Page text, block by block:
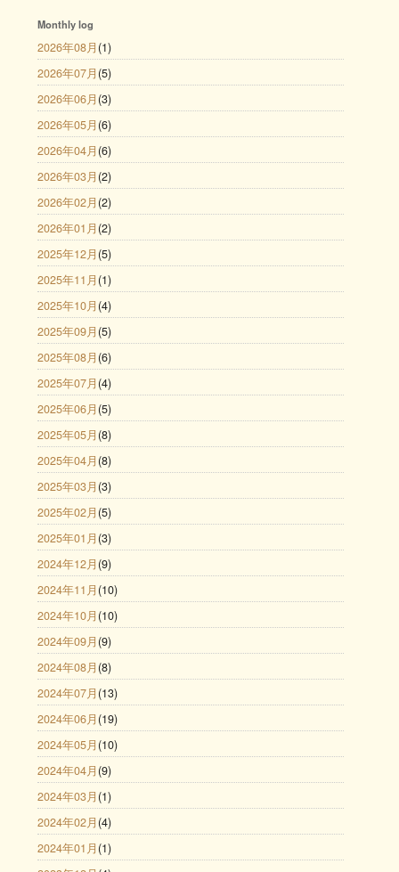
Monthly log
2026年08月 (1)
2026年07月 (5)
2026年06月 (3)
2026年05月 (6)
2026年04月 (6)
2026年03月 (2)
2026年02月 (2)
2026年01月 (2)
2025年12月 (5)
2025年11月 (1)
2025年10月 (4)
2025年09月 (5)
2025年08月 (6)
2025年07月 (4)
2025年06月 (5)
2025年05月 (8)
2025年04月 (8)
2025年03月 (3)
2025年02月 (5)
2025年01月 (3)
2024年12月 (9)
2024年11月 (10)
2024年10月 (10)
2024年09月 (9)
2024年08月 (8)
2024年07月 (13)
2024年06月 (19)
2024年05月 (10)
2024年04月 (9)
2024年03月 (1)
2024年02月 (4)
2024年01月 (1)